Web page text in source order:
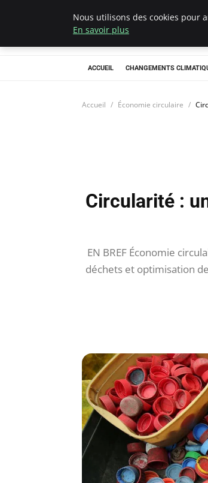
ACCUEIL CHANGEMENTS
Accueil Économie circulaire
Circularité :
EN BREF Économie
déchets et optimisation
Nous utilisons des cookies pour
En savoir plus